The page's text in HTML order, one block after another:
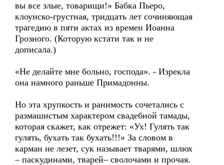
вы все злые, товарищи!» Бабка Пьеро,
клоунско-грустная, тридцать лет сочиняющая
трагедию в пяти актах из времен Иоанна
Грозного. (Которую кстати так и не
дописала.)
«Не делайте мне больно, господа». - Изрекла
она намного раньше Примадонны.
Но эта хрупкость и ранимость сочетались с
размашистым характером свадебной тамады,
которая скажет, как отрежет: «Ух! Гулять так
гулять, бухать так бухать!!!» За словом в
карман не лезет, сук называет тварями, шлюх
– паскудинами, тварей– сволочами и прочая.